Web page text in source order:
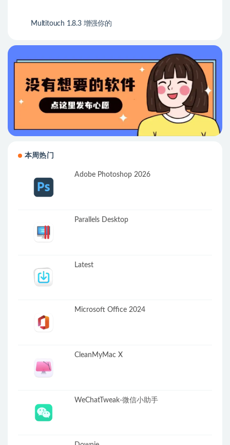
Multitouch 1.8.3 增强你的
本周热门
Adobe Photoshop 2026
Parallels Desktop
Latest
Microsoft Office 2024
CleanMyMac X
WeChatTweak-微信小助手